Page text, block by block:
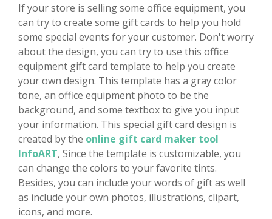
If your store is selling some office equipment, you
can try to create some gift cards to help you hold
some special events for your customer. Don't worry
about the design, you can try to use this office
equipment gift card template to help you create
your own design. This template has a gray color
tone, an office equipment photo to be the
background, and some textbox to give you input
your information. This special gift card design is
created by the online gift card maker tool
InfoART, Since the template is customizable, you
can change the colors to your favorite tints.
Besides, you can include your words of gift as well
as include your own photos, illustrations, clipart,
icons, and more.